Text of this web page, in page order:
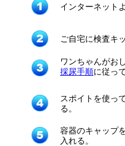
インターネット
ご自宅に検査キ
ワンちゃんがお
採尿手順に従っ
スポイトを使っ
る。
容器のキャップ
入れる。